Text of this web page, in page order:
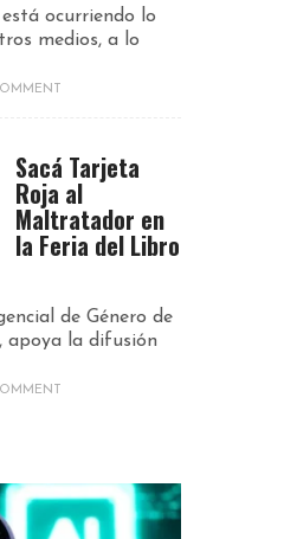
ocurriendo lo
medios, a lo
Sacá Tarjeta
Roja al
Maltratador en
la Feria del Libro
de Género de
apoya la difusión